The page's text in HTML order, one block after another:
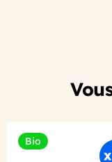
Bio